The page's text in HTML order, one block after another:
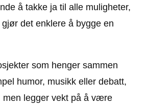
å takke ja til alle muligheter,
det enklere å bygge en
som henger sammen
humor, musikk eller debatt,
men legger vekt på å være